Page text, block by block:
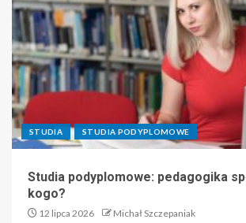
STUDIA STUDIA PODYPLOMOWE
Studia podyplomowe: pedagogika
kogo?
12 lipca 2026 Michał Szczepaniak